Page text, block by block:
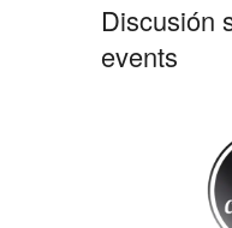
Discusión
events